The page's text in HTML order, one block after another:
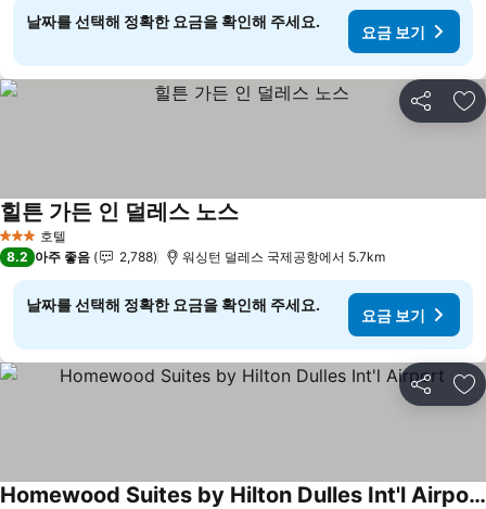
날짜를 선택해 정확한 요금을 확인해 주세요.
요금 보기
공유 즐
3 성급 호텔
힐튼 가든 인 덜레스 노스
8.2 아주 좋음 2,788 워싱턴 덜레스 국제공항에서 5.7km
날짜를 선택해 정확한 요금을 확인해 주세요.
요금 보기
공유 즐
Homewood Suites by Hilton Dulles Int'l Airport